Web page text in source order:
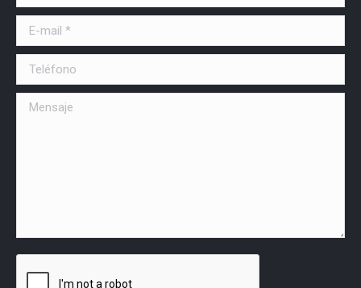
E-mail *
Teléfono
Mensaje